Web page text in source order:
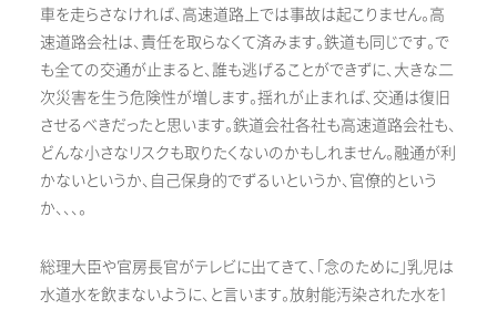
車を走らさなければ、高速道路上では事故は起こりません。高
速道路会社は、責任を取らなくて済みます。鉄道も同じです。で
も全ての交通が止まると、誰も逃げることができずに、大きな二
次災害を生う危険性が増します。揺れが止まれば、交通は復旧
させるべきだったと思います。鉄道会社各社も高速道路会社も、
どんな小さなリスクも取りたくないのかもしれません。融通が利
かないというか、自己保身的でずるいというか、官僚的という
か、、、。
総理大臣や官房長官がテレビに出てきて、「念のために」乳児は
水道水を飲まないように、と言います。放射能汚染された水を1